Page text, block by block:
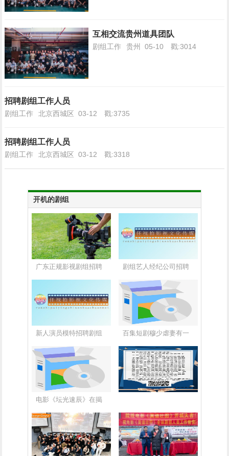
互相交流贵州道具团队
剧组工作 贵州05-10 戳:3014
招聘剧组工作人员
剧组工作 北京西城区03-12 戳:3735
招聘剧组工作人员
剧组工作 北京西城区03-12 戳:3318
开机的剧组
广东正规影视剧组招聘 剧组艺人经纪公司招聘
新人演员模特招聘剧组 百集短剧穆少虐妻有一
电影《坛光速辰》在揭